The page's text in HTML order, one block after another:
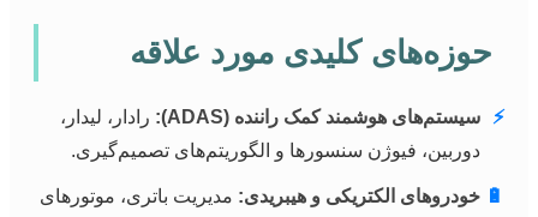
حوزه‌های کلیدی مورد علاقه
⚡ سیستم‌های هوشمند کمک راننده (ADAS):
رادار، لیدار،
دوربین، فیوژن سنسورها و الگوریتم‌های تصمیم‌گیری.
🔋 خودروهای الکتریکی و هیبریدی: مدیریت باتری، موتورهای